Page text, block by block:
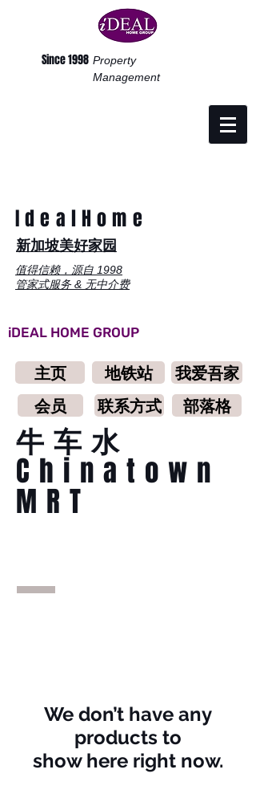
Since 1998 Property
Management
iDEAL HOME GROUP
IdealHome
​新加坡美好家园
值得信赖，源自 1998
管家式服务 & 无中介费
主页
会员
地铁站
我爱吾家
联系方式
部落格
牛车水
Chinatown
MRT
We don’t have any
products to
show here right now.